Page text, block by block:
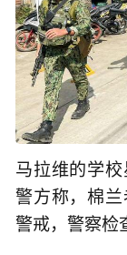
马拉维的学校
警方称，棉
警戒，警察检